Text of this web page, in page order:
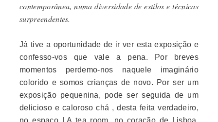
contemporânea, numa diversidade de estilos e técnicas
surpreendentes.
Já tive a oportunidade de ir ver esta exposição e
confesso-vos que vale a pena. Por breves
momentos perdemo-nos naquele imaginário
colorido e somos crianças de novo. Por ser um
exposição pequenina, pode ser seguida de um
delicioso e caloroso chá , desta feita verdadeiro,
no espaço LA tea room, no coração de Lisboa,